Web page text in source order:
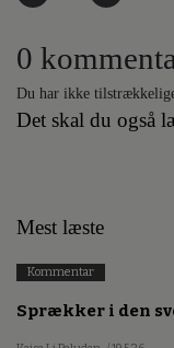
0
Du har ikke
Det skal du også
Mest læste
Kommentar
Sprækker i den